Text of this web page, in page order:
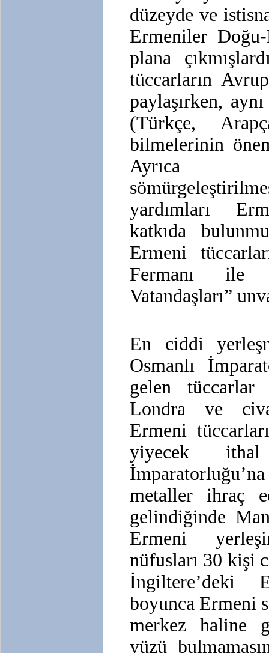
düzeyde ve
Ermeniler
plana
tüccarların
paylaşırken,
(Türkçe,
bilmelerinin
Ayrıca
yardımları
katkıda
Ermeni
Fermanı ile
Vatandaşları”
En ciddi
Osmanlı
gelen tüccarlar
Londra ve
Ermeni
yiyecek ithal
metaller ihraç
gelindiğinde
Ermeni
nüfusları 30 kişi
İngiltere’deki
boyunca Ermeni
merkez haline
yüzü